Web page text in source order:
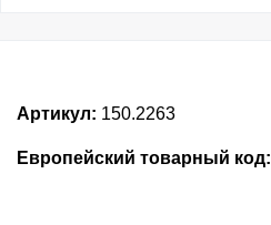
Артикул: 150.2263
Европейский товарный код: